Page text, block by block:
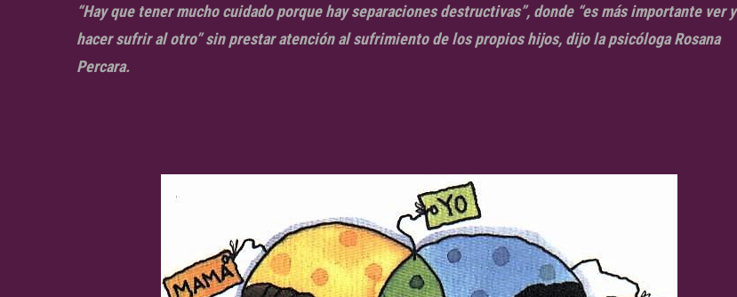
“Hay que tener mucho cuidado porque hay separaciones destructivas”, donde “es más importante ver y
hacer sufrir al otro” sin prestar atención al sufrimiento de los propios hijos, dijo la psicóloga Rosana
Percara.